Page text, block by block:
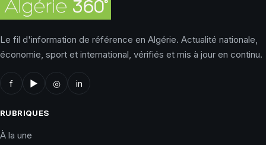
Le fil d'information de référence en Algérie. Actualité nationale,
économie, sport et international, vérifiés et mis à jour en continu.
f ▶ ◎ in
RUBRIQUES
À la une